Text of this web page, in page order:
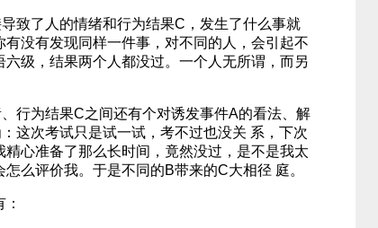
致了人的情绪和行为结果C，发生了什么事就
没有发现同样一件事，对不同的人，会引起不
级，结果两个人都没过。一个人无所谓，而另
行为结果C之间还有个对诱发事件A的看法、解
这次考试只是试一试，考不过也没关 系，下次
心准备了那么长时间，竟然没过，是不是我太
么评价我。于是不同的B带来的C大相径 庭。